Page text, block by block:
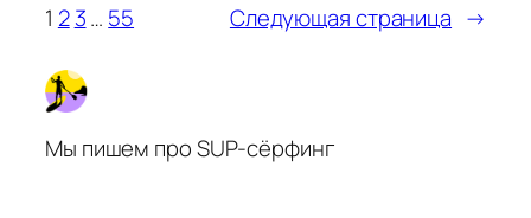
1 2 3… 55 Следующая страница →
Мы пишем про SUP-сёрфинг